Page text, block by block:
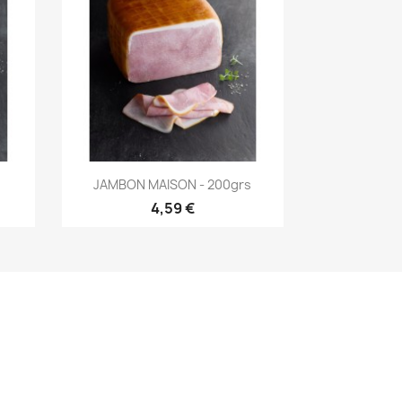
Aperçu rapide
JAMBON MAISON - 200grs
4,59 €